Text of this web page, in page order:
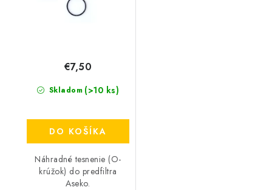
Skladom (>10 ks)
€7,50
DO KOŠÍKA
Náhradné tesnenie (O-
krúžok) do predfiltra
Aseko.